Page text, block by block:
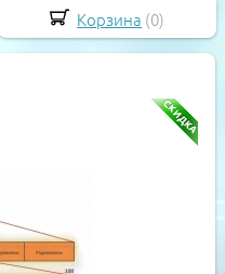
Корзина (0)